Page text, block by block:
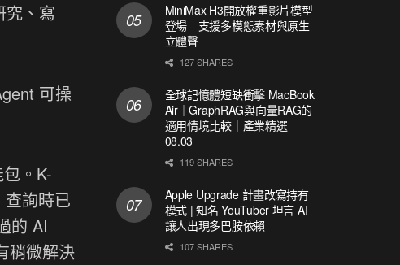
究、寫
可操
。K-
詢時已
的 AI
稍微解決
MiniMax H3開放權重影片模型
登場 支援多模態素材與原生
立體聲
127 SHARES
全球記憶體短缺衝擊 MacBook
Air｜GraphRAG與向量RAG的
適用情境比較｜產業精選
08.03
119 SHARES
Apple Upgrade 計畫改寫持有
模式 | 知名 YouTuber 坦言 AI
讓人出現多巴胺依賴
107 SHARES